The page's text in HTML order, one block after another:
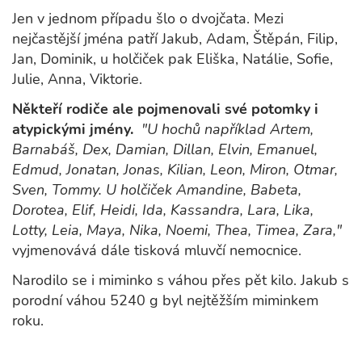
Jen v jednom případu šlo o dvojčata. Mezi
nejčastější jména patří Jakub, Adam, Štěpán, Filip,
Jan, Dominik, u holčiček pak Eliška, Natálie, Sofie,
Julie, Anna, Viktorie.
Někteří rodiče ale pojmenovali své potomky i
atypickými jmény. "U hochů například Artem,
Barnabáš, Dex, Damian, Dillan, Elvin, Emanuel,
Edmud, Jonatan, Jonas, Kilian, Leon, Miron, Otmar,
Sven, Tommy. U holčiček Amandine, Babeta,
Dorotea, Elif, Heidi, Ida, Kassandra, Lara, Lika,
Lotty, Leia, Maya, Nika, Noemi, Thea, Timea, Zara,"
vyjmenovává dále tisková mluvčí nemocnice.
Narodilo se i miminko s váhou přes pět kilo. Jakub s
porodní váhou 5240 g byl nejtěžším miminkem
roku.